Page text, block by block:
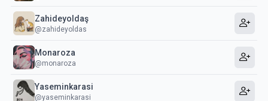
Zahideyoldaş
@zahideyoldas
Monaroza
@monaroza
Yaseminkarasi
@yaseminkarasi